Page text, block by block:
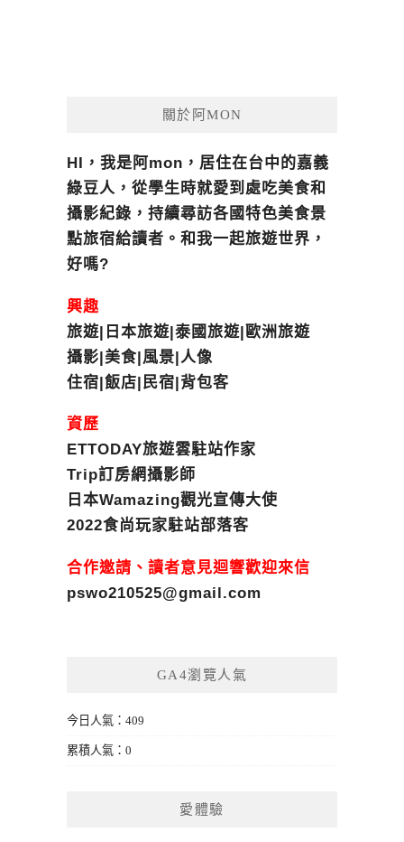
關於阿MON
HI，我是阿mon，居住在台中的嘉義
綠豆人，從學生時就愛到處吃美食和
攝影紀錄，持續尋訪各國特色美食景
點旅宿給讀者。和我一起旅遊世界，
好嗎?
興趣
旅遊|日本旅遊|泰國旅遊|歐洲旅遊
攝影|美食|風景|人像
住宿|飯店|民宿|背包客
資歷
ETTODAY旅遊雲駐站作家
Trip訂房網攝影師
日本Wamazing觀光宣傳大使
2022食尚玩家駐站部落客
合作邀請、讀者意見迴響歡迎來信
pswo210525@gmail.com
GA4瀏覽人氣
今日人氣：409
累積人氣：0
愛體驗